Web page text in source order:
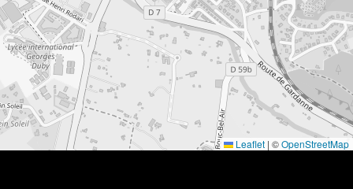
Leaflet | ©OpenStreetMap